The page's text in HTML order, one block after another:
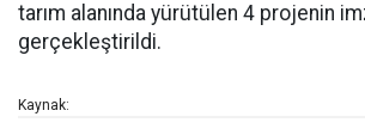
tarım alanında yürütülen 4 projenin
gerçekleştirildi.
Kaynak: